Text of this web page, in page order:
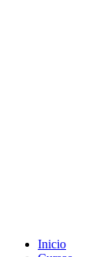
Inicio